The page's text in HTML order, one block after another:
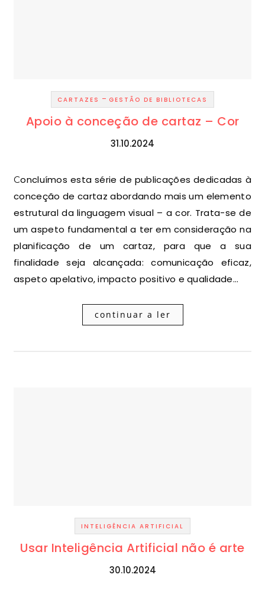
CARTAZES - GESTÃO DE BIBLIOTECAS
Apoio à conceção de cartaz – Cor
31.10.2024
Concluímos esta série de publicações dedicadas à
conceção de cartaz abordando mais um elemento
estrutural da linguagem visual – a cor. Trata-se de
um aspeto fundamental a ter em consideração na
planificação de um cartaz, para que a sua
finalidade seja alcançada: comunicação eficaz,
aspeto apelativo, impacto positivo e qualidade…
continuar a ler
INTELIGÊNCIA ARTIFICIAL
Usar Inteligência Artificial não é arte
30.10.2024